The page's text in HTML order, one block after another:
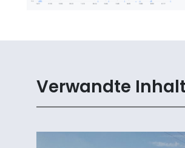
Verwandte